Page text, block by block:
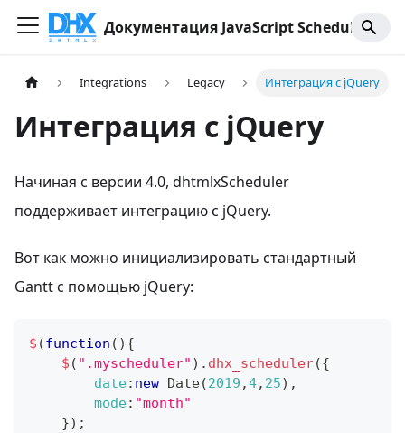
Документация JavaScript Scheduler
Integrations Legacy Интеграция с jQuery
Интеграция с jQuery
Начиная с версии 4.0, dhtmlxScheduler
поддерживает интеграцию с jQuery.
Вот как можно инициализировать стандартный
Gantt с помощью jQuery:
$ (function ( ) {
$ ( ".myscheduler" ) . dhx_scheduler({
date: new Date(2019 ,4, 25) ,
mode: "month"
}) ;